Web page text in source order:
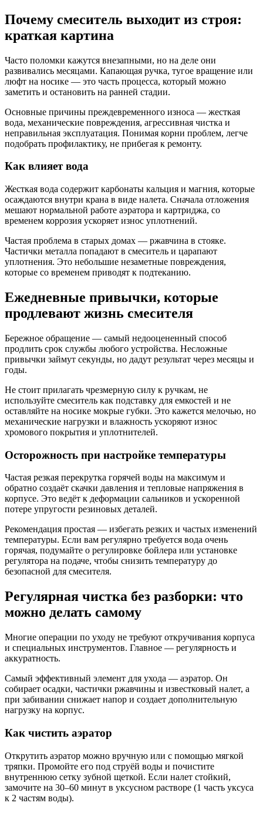
Почему смеситель выходит из строя:
краткая картина
Часто поломки кажутся внезапными, но на деле они
развивались месяцами. Капающая ручка, тугое вращение или
люфт на носике — это часть процесса, который можно
заметить и остановить на ранней стадии.
Основные причины преждевременного износа — жесткая
вода, механические повреждения, агрессивная чистка и
неправильная эксплуатация. Понимая корни проблем, легче
подобрать профилактику, не прибегая к ремонту.
Как влияет вода
Жесткая вода содержит карбонаты кальция и магния, которые
осаждаются внутри крана в виде налета. Сначала отложения
мешают нормальной работе аэратора и картриджа, со
временем коррозия ускоряет износ уплотнений.
Частая проблема в старых домах — ржавчина в стояке.
Частички металла попадают в смеситель и царапают
уплотнения. Это небольшие незаметные повреждения,
которые со временем приводят к подтеканию.
Ежедневные привычки, которые
продлевают жизнь смесителя
Бережное обращение — самый недооцененный способ
продлить срок службы любого устройства. Несложные
привычки займут секунды, но дадут результат через месяцы и
годы.
Не стоит прилагать чрезмерную силу к ручкам, не
используйте смеситель как подставку для емкостей и не
оставляйте на носике мокрые губки. Это кажется мелочью, но
механические нагрузки и влажность ускоряют износ
хромового покрытия и уплотнителей.
Осторожность при настройке температуры
Частая резкая перекрутка горячей воды на максимум и
обратно создаёт скачки давления и тепловые напряжения в
корпусе. Это ведёт к деформации сальников и ускоренной
потере упругости резиновых деталей.
Рекомендация простая — избегать резких и частых изменений
температуры. Если вам регулярно требуется вода очень
горячая, подумайте о регулировке бойлера или установке
регулятора на подаче, чтобы снизить температуру до
безопасной для смесителя.
Регулярная чистка без разборки: что
можно делать самому
Многие операции по уходу не требуют откручивания корпуса
и специальных инструментов. Главное — регулярность и
аккуратность.
Самый эффективный элемент для ухода — аэратор. Он
собирает осадки, частички ржавчины и известковый налет, а
при забивании снижает напор и создает дополнительную
нагрузку на корпус.
Как чистить аэратор
Открутить аэратор можно вручную или с помощью мягкой
тряпки. Промойте его под струёй воды и почистите
внутреннюю сетку зубной щеткой. Если налет стойкий,
замочите на 30–60 минут в уксусном растворе (1 часть уксуса
к 2 частям воды).